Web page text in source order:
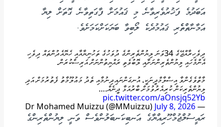
އަބަދުމެ ފަޚުރުވެރިވާނެ މި ޤައުމަށް ފާގަތިވާނެ ގޮތަށް ލިޔާ
އަމާނާތްތެެރި ޤައުމުދެކެ ލޯބިވާ ބަޔަކަށްކަމަށެވެ.
ދިވެހިރާއްޖޭގެ 34ވަނަ ލިޔުންތެރިންގެ ދުވަހުގެ ތަހުނިޔާއާއި ހެޔޮއެދުންތައް ދިވެހި
އެންމެހައި ލިޔުންތެރިންނަށާއި ލޮބުވެތި ރައްޔިތުންނަށް އަރިސްކުރަން.
މާތްވެގެންވާ އިސްލާމްދީނަކީ، އުނގަންނައިދިނުމާއި ތެދު މަޢުލޫމާތު ފެތުރުމަށް އަދި
ލިޔުންތެރިކަން ކުރިއެރުވުމަށް ބާރުއަޅާ ދީނެއް.…
pic.twitter.com/aOnsjq52Yb
— Dr Mohamed Muizzu (@MMuizzu)
July 8, 2026
ރައީސުލްޖުމްހޫރިއްޔާގެ އަނބިކަނބަލުންވެސް ވަނީ ލިޔުންތެރިންގެ